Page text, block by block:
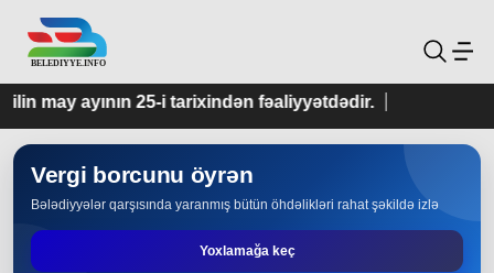
tarixindən fəaliyyətdədir.
Vergi borcunu öyrən
Bələdiyyələr qarşısında yaranmış bütün öhdəlikləri rahat şəkildə izlə
Yoxlamağa keç